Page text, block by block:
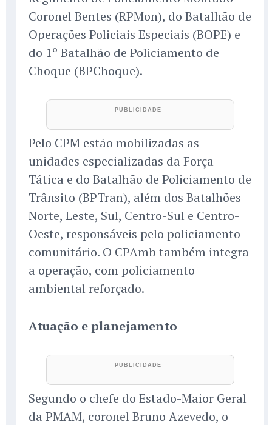
Coronel Bentes (RPMon), do Batalhão de
Operações Policiais Especiais (BOPE) e
do 1º Batalhão de Policiamento de
Choque (BPChoque).
Pelo CPM estão mobilizadas as
unidades especializadas da Força
Tática e do Batalhão de Policiamento de
Trânsito (BPTran), além dos Batalhões
Norte, Leste, Sul, Centro-Sul e Centro-
Oeste, responsáveis pelo policiamento
comunitário. O CPAmb também integra
a operação, com policiamento
ambiental reforçado.
Atuação e planejamento
Segundo o chefe do Estado-Maior Geral
da PMAM, coronel Bruno Azevedo, o